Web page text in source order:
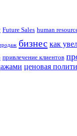
Future Sales human
бизнес как
привлечение клиентов
ценовая